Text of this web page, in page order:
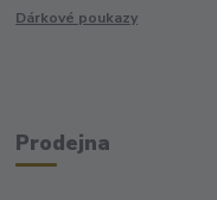
Dárkové poukazy
Prodejna